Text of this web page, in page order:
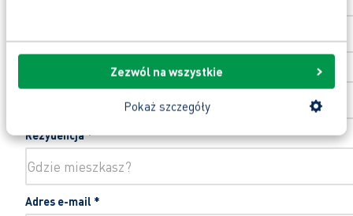
Zezwól na wszystkie
Pokaż szczegóły
Dodanie numeru domu
Rezydencja*
Adres e-mail *